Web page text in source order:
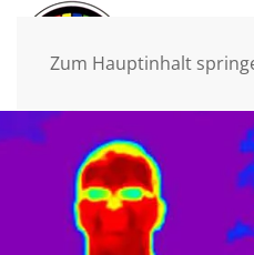
Zum Hauptinhalt